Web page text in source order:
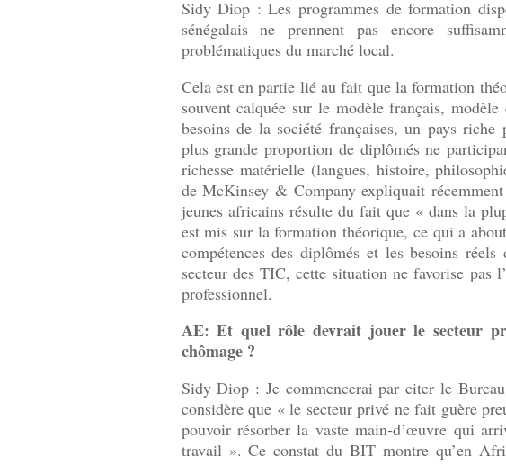
Sidy Diop : Les programmes de formation
sénégalais ne prennent pas encore
problématiques du marché local.
Cela est en partie lié au fait que la formation
souvent calquée sur le modèle français,
besoins de la société françaises, un pays riche
plus grande proportion de diplômés ne
richesse matérielle (langues, histoire,
de McKinsey & Company expliquait
jeunes africains résulte du fait que « dans la
est mis sur la formation théorique, ce qui a
compétences des diplômés et les besoins
secteur des TIC, cette situation ne favorise pas
professionnel.
AE: Et quel rôle devrait jouer le secteur
chômage ?
Sidy Diop : Je commencerai par citer le
considère que « le secteur privé ne fait guère
pouvoir résorber la vaste main-d’œuvre qui
travail ». Ce constat du BIT montre qu’en